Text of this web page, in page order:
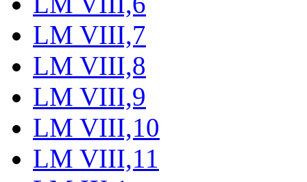
LM VIII,7
LM VIII,8
LM VIII,9
LM VIII,10
LM VIII,11